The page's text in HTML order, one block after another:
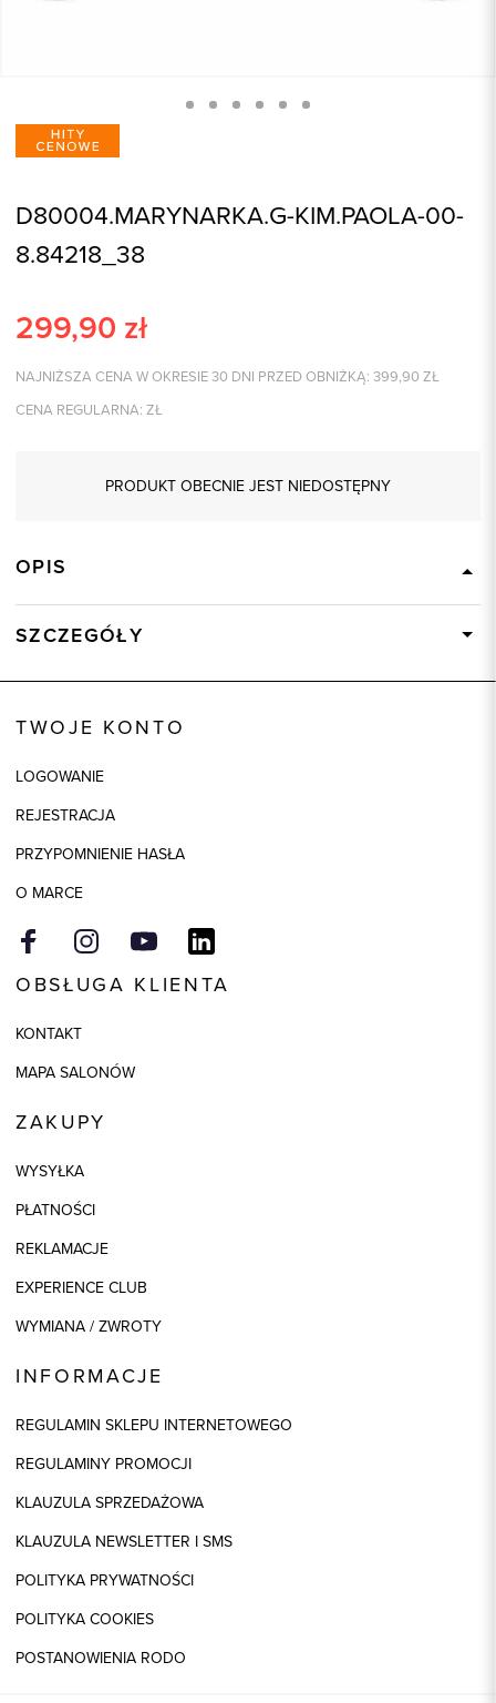
D80004.MARYNARKA.G-KIM.PAOLA-00-
8.84218_38
299,90 zł
NAJNIŻSZA CENA W OKRESIE 30 DNI PRZED OBNIŻKĄ: 399,90 ZŁ
CENA REGULARNA: ZŁ
PRODUKT OBECNIE JEST NIEDOSTĘPNY
OPIS
SZCZEGÓŁY
Model
Skład tkaniny
Składy podszewek
TWOJE KONTO
LOGOWANIE
REJESTRACJA
PRZYPOMNIENIE HASŁA
O MARCE
OBSŁUGA KLIENTA
KONTAKT
MAPA SALONÓW
ZAKUPY
WYSYŁKA
PŁATNOŚCI
REKLAMACJE
EXPERIENCE CLUB
WYMIANA / ZWROTY
INFORMACJE
REGULAMIN SKLEPU INTERNETOWEGO
REGULAMINY PROMOCJI
KLAUZULA SPRZEDAŻOWA
KLAUZULA NEWSLETTER I SMS
POLITYKA PRYWATNOŚCI
POLITYKA COOKIES
POSTANOWIENIA RODO